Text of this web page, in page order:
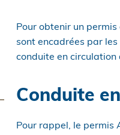
Pour obtenir un
sont encadrées par
conduite en circulation
Conduite
Pour rappel, le permis